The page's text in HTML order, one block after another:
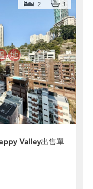
Valley出售單
2 1